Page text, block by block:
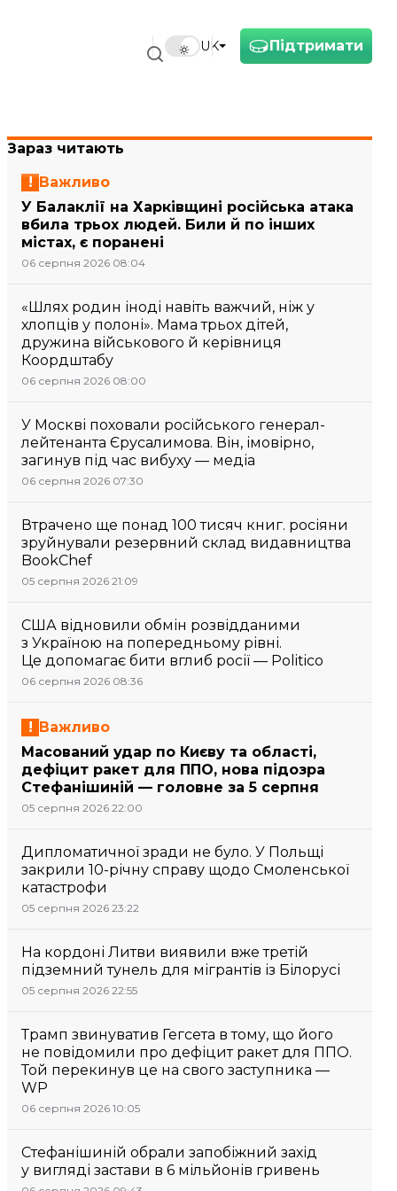
Підтримати
UK
Зараз читають
Важливо
У Балаклії на Харківщині російська атака
вбила трьох людей. Били й по інших
містах, є поранені
06 серпня 2026 08:04
«Шлях родин іноді навіть важчий, ніж у
хлопців у полоні». Мама трьох дітей,
дружина військового й керівниця
Коордштабу
06 серпня 2026 08:00
У Москві поховали російського генерал-
лейтенанта Єрусалимова. Він, імовірно,
загинув під час вибуху — медіа
06 серпня 2026 07:30
Втрачено ще понад 100 тисяч книг. росіяни
зруйнували резервний склад видавництва
BookChef
05 серпня 2026 21:09
США відновили обмін розвідданими
з Україною на попередньому рівні.
Це допомагає бити вглиб росії — Politico
06 серпня 2026 08:36
Важливо
Масований удар по Києву та області,
дефіцит ракет для ППО, нова підозра
Стефанішиній — головне за 5 серпня
05 серпня 2026 22:00
Дипломатичної зради не було. У Польщі
закрили 10-річну справу щодо Смоленської
катастрофи
05 серпня 2026 23:22
На кордоні Литви виявили вже третій
підземний тунель для мігрантів із Білорусі
05 серпня 2026 22:55
Трамп звинуватив Гегсета в тому, що його
не повідомили про дефіцит ракет для ППО.
Той перекинув це на свого заступника —
WP
06 серпня 2026 10:05
Стефанішиній обрали запобіжний захід
у вигляді застави в 6 мільйонів гривень